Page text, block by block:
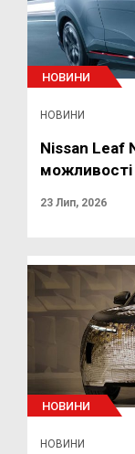
НОВИНИ
НОВИНИ
Nissan Leaf
можливості
23 Лип, 2026
НОВИНИ
НОВИНИ